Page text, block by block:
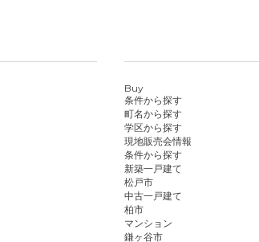
Buy
条件から探す
町名から探す
学区から探す
現地販売会情報
条件から探す
新築一戸建て
松戸市
中古一戸建て
柏市
マンション
鎌ヶ谷市